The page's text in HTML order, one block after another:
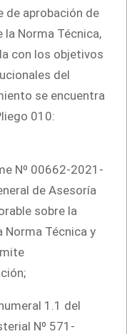
aprobación de
Norma Técnica,
con los objetivos
del
se encuentra
010:
Nº 00662-2021-
de Asesoría
sobre la
Técnica y
1.1 del
Nº 571-